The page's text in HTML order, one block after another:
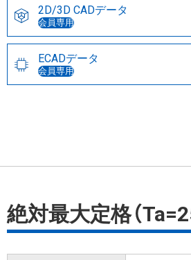
2D/3D CADデータ
会員専用
ECADデータ
会員専用
絶対最大定格（